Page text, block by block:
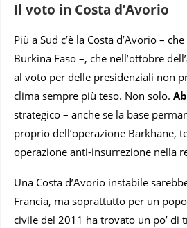
Il voto in Costa d’Avorio
Più a Sud c’è la Costa d’Avorio –
Burkina Faso –, che nell’ottobre
al voto per delle presidenziali non
clima sempre più teso. Non solo.
strategico – anche se la base
proprio dell’operazione Barkhane,
operazione anti-insurrezione nella
Una Costa d’Avorio instabile
Francia, ma soprattutto per un
civile del 2011 ha trovato un po’ di